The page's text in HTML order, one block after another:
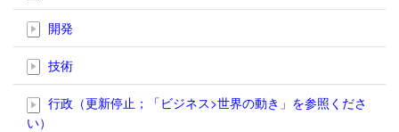
開発
技術
行政（更新停止；「ビジネス>世界の動き」を参照くださ
い）